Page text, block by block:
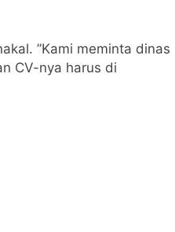
’’Kami meminta dinas
CV-nya harus di